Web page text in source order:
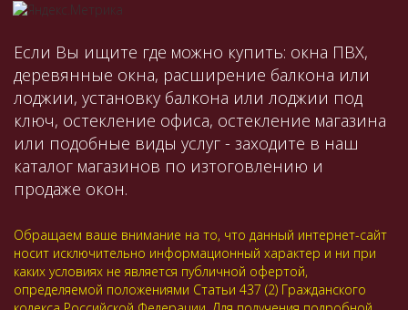
Если Вы ищите где можно купить: окна ПВХ,
деревянные окна, расширение балкона или
лоджии, установку балкона или лоджии под
ключ, остекление офиса, остекление магазина
или подобные виды услуг - заходите в наш
каталог магазинов по изтоговлению и
продаже окон.
Обращаем ваше внимание на то, что данный интернет-сайт
носит исключительно информационный характер и ни при
каких условиях не является публичной офертой,
определяемой положениями Статьи 437 (2) Гражданского